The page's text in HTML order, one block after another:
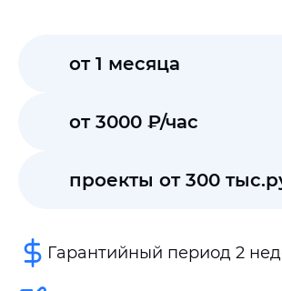
от 1 месяца
от 3000 ₽/час
проекты от 300
Гарантийный период 2